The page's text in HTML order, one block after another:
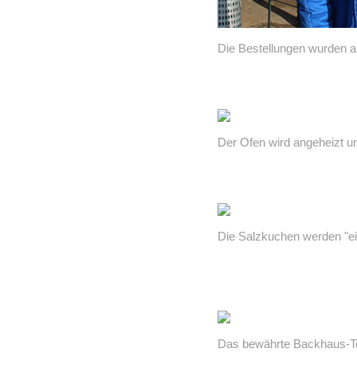
Die Bestellungen wurden
Der Ofen wird angeheizt
Die Salzkuchen werden
Das bewährte Backhaus-